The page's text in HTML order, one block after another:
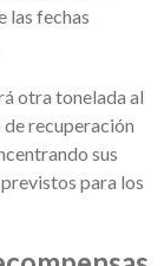
las fechas
otra tonelada al
recuperación
sus
para los